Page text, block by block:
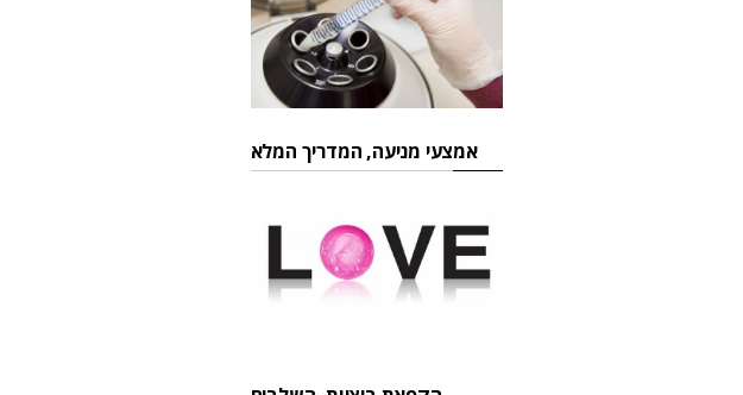
אמצעי מניעה, המדריך המלא